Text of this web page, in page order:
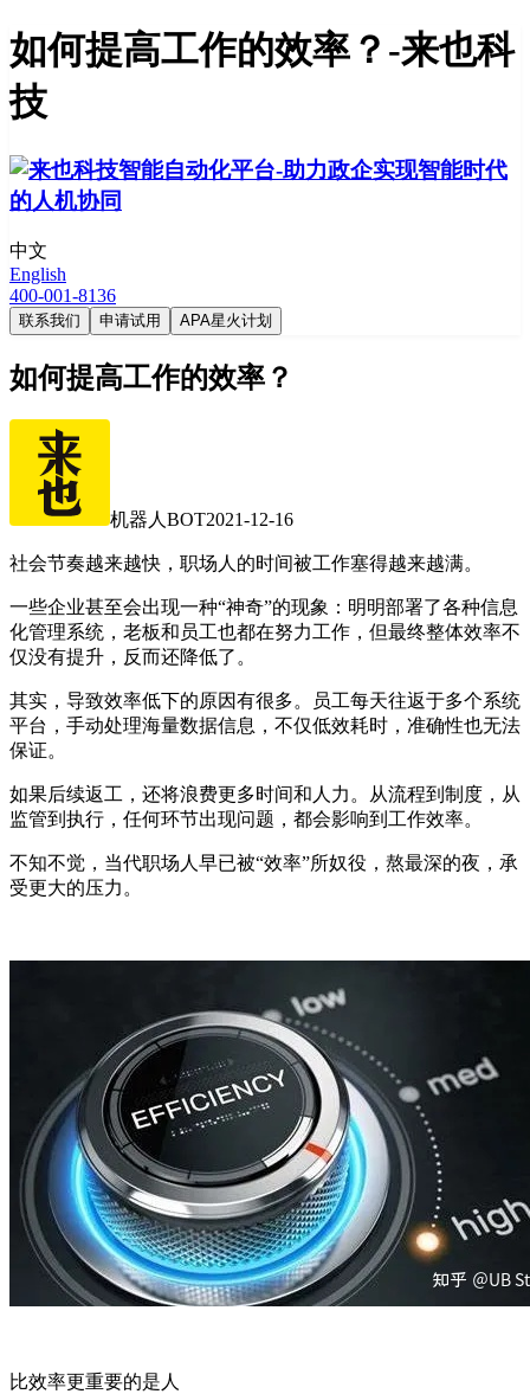
如何提高工作的效率？-来也科
技
中文
English
400-001-8136
联系我们 申请试用 APA星火计划
如何提高工作的效率？
机器人BOT2021-12-16
社会节奏越来越快，职场人的时间被工作塞得越来越满。
一些企业甚至会出现一种“神奇”的现象：明明部署了各种信息
化管理系统，老板和员工也都在努力工作，但最终整体效率不
仅没有提升，反而还降低了。
其实，导致效率低下的原因有很多。员工每天往返于多个系统
平台，手动处理海量数据信息，不仅低效耗时，准确性也无法
保证。
如果后续返工，还将浪费更多时间和人力。从流程到制度，从
监管到执行，任何环节出现问题，都会影响到工作效率。
不知不觉，当代职场人早已被“效率”所奴役，熬最深的夜，承
受更大的压力。
比效率更重要的是人